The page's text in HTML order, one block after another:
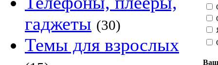
гаджеты (30)
Темы для взрослых